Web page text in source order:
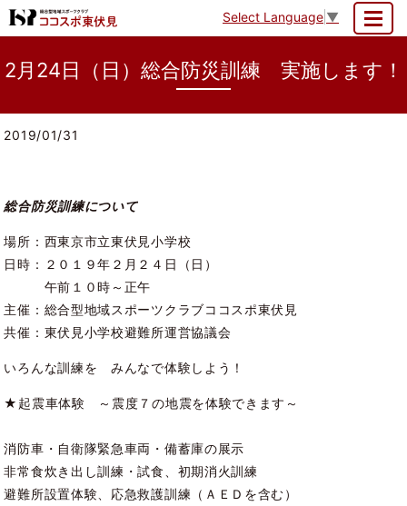
Select Language ▼
2月24日（日）総合防災訓練 実施します！
2019/01/31
総合防災訓練について
場所：西東京市立東伏見小学校
日時：２０１９年２月２４日（日）
午前１０時～正午
主催：総合型地域スポーツクラブココスポ東伏見
共催：東伏見小学校避難所運営協議会
いろんな訓練を みんなで体験しよう！
★起震車体験 ～震度７の地震を体験できます～
消防車・自衛隊緊急車両・備蓄庫の展示
非常食炊き出し訓練・試食、初期消火訓練
避難所設置体験、応急救護訓練（ＡＥＤを含む）